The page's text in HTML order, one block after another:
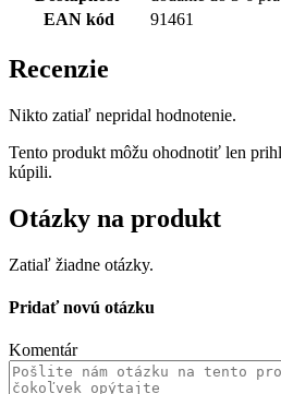
EAN kód
91461
Recenzie
Nikto zatiaľ nepridal hodnotenie.
Tento produkt môžu ohodnotiť len
kúpili.
Otázky na produkt
Zatiaľ žiadne otázky.
Pridať novú otázku
Komentár